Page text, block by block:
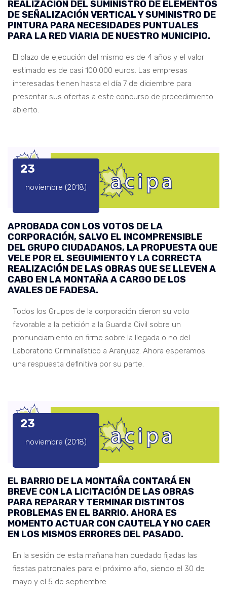
REALIZACIÓN DEL SUMINISTRO DE ELEMENTOS
DE SEÑALIZACIÓN VERTICAL Y SUMINISTRO DE
PINTURA PARA NECESIDADES PUNTUALES
PARA LA RED VIARIA DE NUESTRO MUNICIPIO.
El plazo de ejecución del mismo es de 4 años y el valor
estimado es de casi 100.000 euros. Las empresas
interesadas tienen hasta el día 7 de diciembre para
presentar sus ofertas a este concurso de procedimiento
abierto.
23
noviembre (2018)
APROBADA CON LOS VOTOS DE LA
CORPORACIÓN, SALVO EL INCOMPRENSIBLE
DEL GRUPO CIUDADANOS, LA PROPUESTA QUE
VELE POR EL SEGUIMIENTO Y LA CORRECTA
REALIZACIÓN DE LAS OBRAS QUE SE LLEVEN A
CABO EN LA MONTAÑA A CARGO DE LOS
AVALES DE FADESA.
Todos los Grupos de la corporación dieron su voto
favorable a la petición a la Guardia Civil sobre un
pronunciamiento en firme sobre la llegada o no del
Laboratorio Criminalístico a Aranjuez. Ahora esperamos
una respuesta definitiva por su parte.
23
noviembre (2018)
EL BARRIO DE LA MONTAÑA CONTARÁ EN
BREVE CON LA LICITACIÓN DE LAS OBRAS
PARA REPARAR Y TERMINAR DISTINTOS
PROBLEMAS EN EL BARRIO. AHORA ES
MOMENTO ACTUAR CON CAUTELA Y NO CAER
EN LOS MISMOS ERRORES DEL PASADO.
En la sesión de esta mañana han quedado fijadas las
fiestas patronales para el próximo año, siendo el 30 de
mayo y el 5 de septiembre.